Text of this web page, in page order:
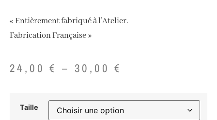
« Entièrement fabriqué à l’Atelier.
Fabrication Française »
24,00€ – 30,00€
Taille